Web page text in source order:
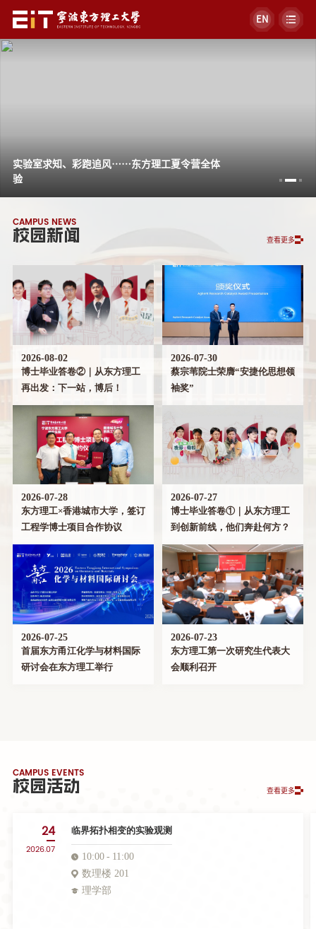
EN
实验室求知、彩跑追风……东方理工夏令营全体
验
CAMPUS NEWS
校园新闻 查看更多
2026-08-02
博士毕业答卷②｜从东方理工
再出发：下一站，博后！
2026-07-30
蔡宗苇院士荣膺“安捷伦思想领
袖奖”
2026-07-28
东方理工×香港城市大学，签订
工程学博士项目合作协议
2026-07-27
博士毕业答卷①｜从东方理工
到创新前线，他们奔赴何方？
2026-07-25
首届东方甬江化学与材料国际
研讨会在东方理工举行
2026-07-23
东方理工第一次研究生代表大
会顺利召开
CAMPUS EVENTS
校园活动 查看更多
24
2026.07
临界拓扑相变的实验观测
10:00
11:00
数理楼 201
理学部